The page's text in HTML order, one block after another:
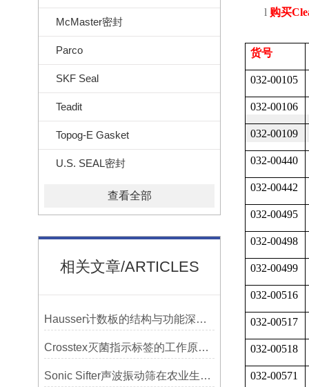
McMaster密封
Parco
SKF Seal
Teadit
Topog-E Gasket
U.S. SEAL密封
查看全部
相关文章/ARTICLES
Hausser计数板的结构与功能深度解析
Crosstex灭菌指示标签的工作原理：变色反应机制详解
Sonic Sifter声波振动筛在农业生产中的应用与优化
l 购买
货号
032-00105
032-00106
032-00109
032-00440
032-00442
032-00495
032-00498
032-00499
032-00516
032-00517
032-00518
032-00571